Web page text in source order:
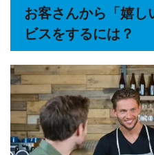
お客さんから「嬉し
ビスをするには？